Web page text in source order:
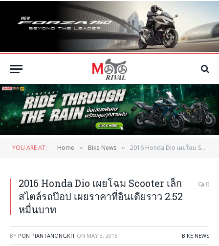
YOU ARE AT: Home » Bike News » 2016 Honda Dio เผยโฉม Scooter เล็กสไตล์รถป๊อป เผยราคาที่อินเดียราว 2.52 หมื่นบาท
2016 Honda Dio เผยโฉม Scooter เล็ก
สไตล์รถป๊อป เผยราคาที่อินเดียราว 2.52
หมื่นบาท
0
BY PON PIANTANONGKIT ON MAY 3, 2016 BIKE NEWS